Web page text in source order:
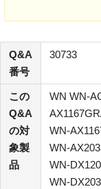
Q&A
番号
30733
この
Q&A
の対
象製
品
WN WN-
WN-
WN-
WN-
WN-